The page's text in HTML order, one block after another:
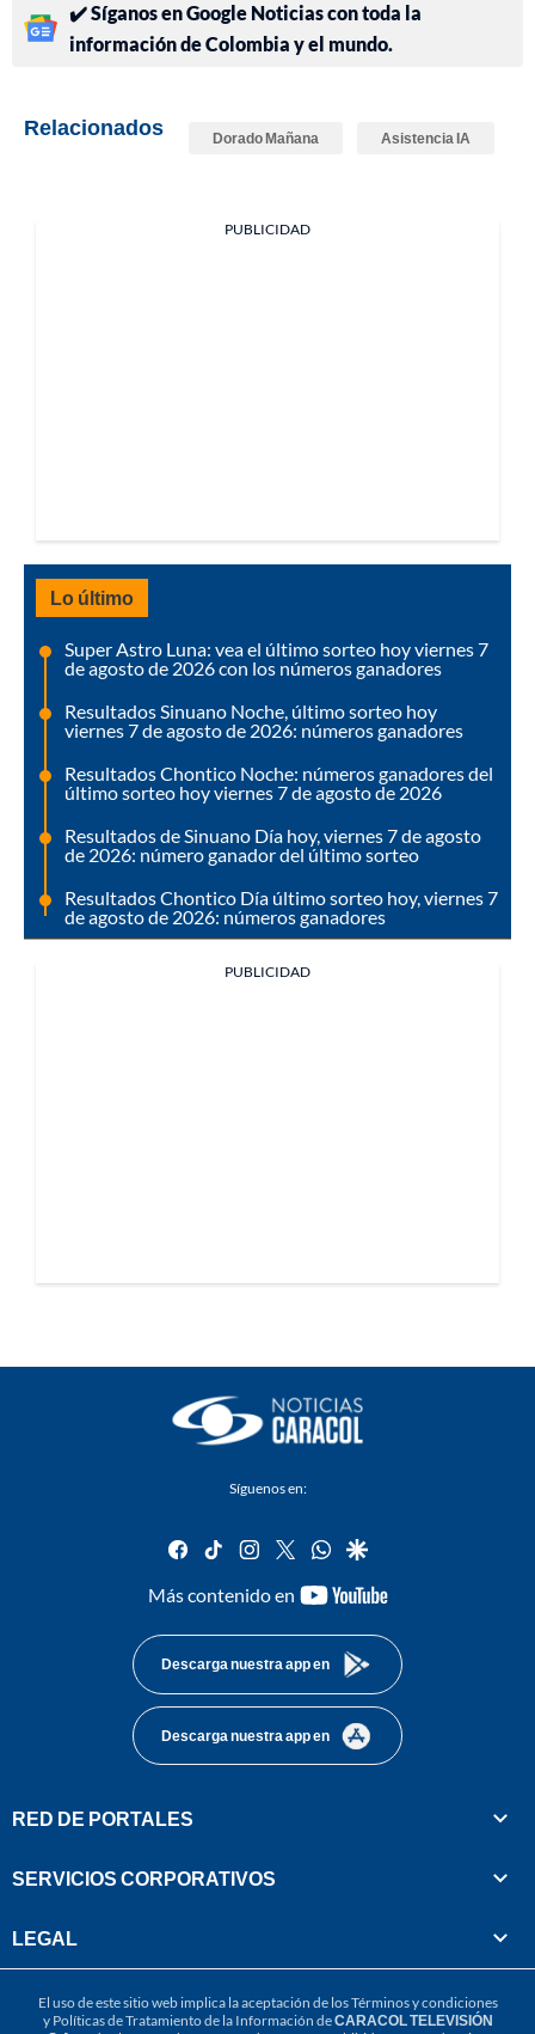
✔️ Síganos en Google Noticias con toda la
información de Colombia y el mundo.
Relacionados Dorado Mañana Asistencia IA
PUBLICIDAD
Lo último
Super Astro Luna: vea el último sorteo hoy viernes 7
de agosto de 2026 con los números ganadores
Resultados Sinuano Noche, último sorteo hoy
viernes 7 de agosto de 2026: números ganadores
Resultados Chontico Noche: números ganadores del
último sorteo hoy viernes 7 de agosto de 2026
Resultados de Sinuano Día hoy, viernes 7 de agosto
de 2026: número ganador del último sorteo
Resultados Chontico Día último sorteo hoy, viernes 7
de agosto de 2026: números ganadores
PUBLICIDAD
Síguenos en:
facebook
tiktok instagram
twitterwhatsapp
google
Más contenido en
youtube-
Descarga nuestra app en
Descarga nuestra app en
RED DE PORTALES
SERVICIOS CORPORATIVOS
LEGAL
El uso de este sitio web implica la aceptación de losTérminos y condiciones
y Políticas de Tratamiento de la Información deCARACOL TELEVISIÓN